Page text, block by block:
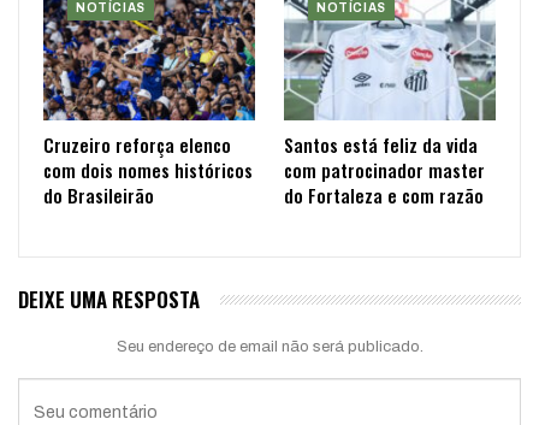
NOTÍCIAS
Cruzeiro reforça elenco
com dois nomes históricos
do Brasileirão
NOTÍCIAS
Santos está feliz da vida
com patrocinador master
do Fortaleza e com razão
DEIXE UMA RESPOSTA
Seu endereço de email não será publicado.